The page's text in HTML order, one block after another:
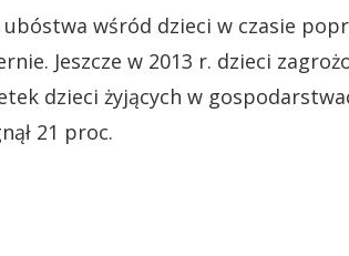
wśród dzieci w czasie
Jeszcze w 2013 r. dzieci
dzieci żyjących w
21 proc.